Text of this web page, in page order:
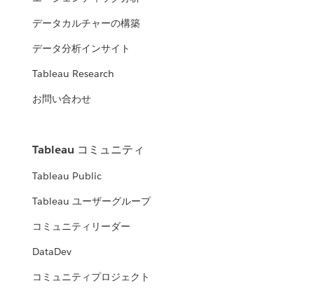
データカルチャーの構築
データ分析インサイト
Tableau Research
お問い合わせ
Tableau コミュニティ
Tableau Public
Tableau ユーザーグループ
コミュニティリーダー
DataDev
コミュニティプロジェクト